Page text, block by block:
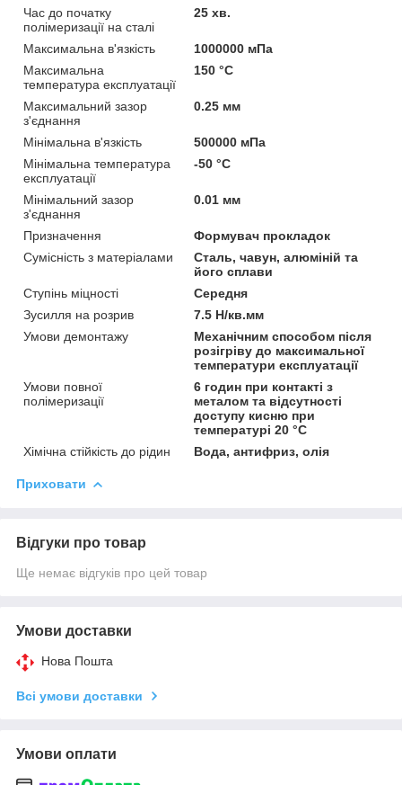
Час до початку
полімеризації на сталі
25 хв.
Максимальна в'язкість
1000000 мПа
Максимальна
температура експлуатації
150 °С
Максимальний зазор
з'єднання
0.25 мм
Мінімальна в'язкість
500000 мПа
Мінімальна температура
експлуатації
-50 °С
Мінімальний зазор
з'єднання
0.01 мм
Призначення
Формувач прокладок
Сумісність з матеріалами
Сталь, чавун, алюміній та
його сплави
Ступінь міцності
Середня
Зусилля на розрив
7.5 Н/кв.мм
Умови демонтажу
Механічним способом після
розігріву до максимальної
температури експлуатації
Умови повної
полімеризації
6 годин при контакті з
металом та відсутності
доступу кисню при
температурі 20 °C
Хімічна стійкість до рідин
Вода, антифриз, олія
Приховати
Відгуки про товар
Ще немає відгуків про цей товар
Умови доставки
Нова Пошта
Всі умови доставки
Умови оплати